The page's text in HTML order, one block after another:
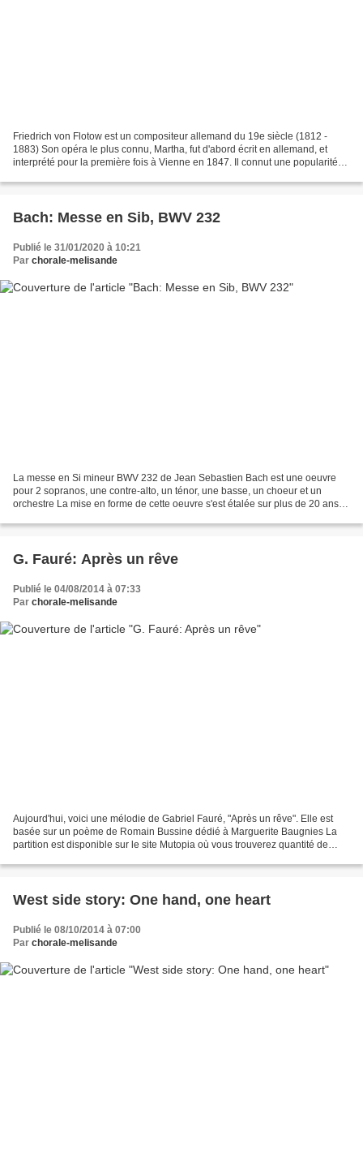
Friedrich von Flotow est un compositeur allemand du 19e siècle (1812 -
1883) Son opéra le plus connu, Martha, fut d'abord écrit en allemand, et
interprété pour la première fois à Vienne en 1847. Il connut une popularité
Bach: Messe en Sib, BWV 232
Publié le 31/01/2020 à 10:21
Par chorale-melisande
La messe en Si mineur BWV 232 de Jean Sebastien Bach est une oeuvre
pour 2 sopranos, une contre-alto, un ténor, une basse, un choeur et un
orchestre La mise en forme de cette oeuvre s'est étalée sur plus de 20 ans,
G. Fauré: Après un rêve
Publié le 04/08/2014 à 07:33
Par chorale-melisande
Aujourd'hui, voici une mélodie de Gabriel Fauré, "Après un rêve". Elle est
basée sur un poème de Romain Bussine dédié à Marguerite Baugnies La
partition est disponible sur le site Mutopia où vous trouverez quantité de
West side story: One hand, one heart
Publié le 08/10/2014 à 07:00
Par chorale-melisande